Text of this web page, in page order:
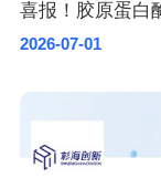
2026-07-01